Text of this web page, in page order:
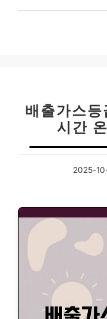
배출가스
시간
2025-